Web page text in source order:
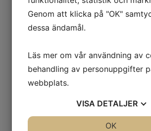
Jag är företagare, haft
Genom att klicka på "OK"
dessa ändamål.
Läs mer om vår användning av
behandling av personuppgifter
webbplats.
VISA DETALJER
OK